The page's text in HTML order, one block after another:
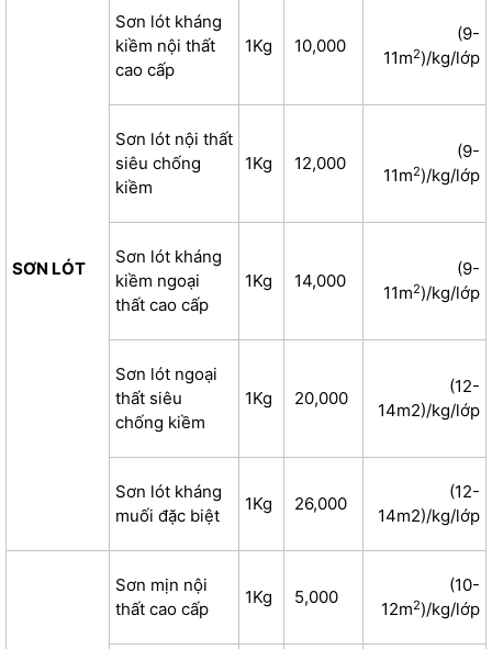
SƠN LÓT
Sơn lót kháng
kiềm nội thất
cao cấp
1Kg 10,000
(9-
11m2)/kg/lớp
Sơn lót nội thất
siêu chống
kiềm
1Kg 12,000
(9-
11m2)/kg/lớp
Sơn lót kháng
kiềm ngoại
thất cao cấp
1Kg 14,000
(9-
11m2)/kg/lớp
Sơn lót ngoại
thất siêu
chống kiềm
1Kg 20,000
(12-
14m2)/kg/lớp
Sơn lót kháng
muối đặc biệt
1Kg 26,000
(12-
14m2)/kg/lớp
Sơn mịn nội
thất cao cấp
1Kg 5,000
(10-
12m2)/kg/lớp